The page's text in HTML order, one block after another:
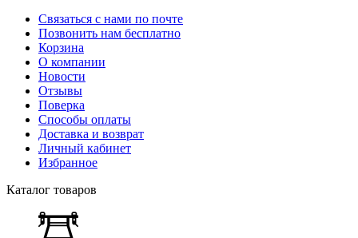
Связаться с нами по почте
Позвонить нам бесплатно
Корзина
О компании
Новости
Отзывы
Поверка
Способы оплаты
Доставка и возврат
Личный кабинет
Избранное
Каталог товаров